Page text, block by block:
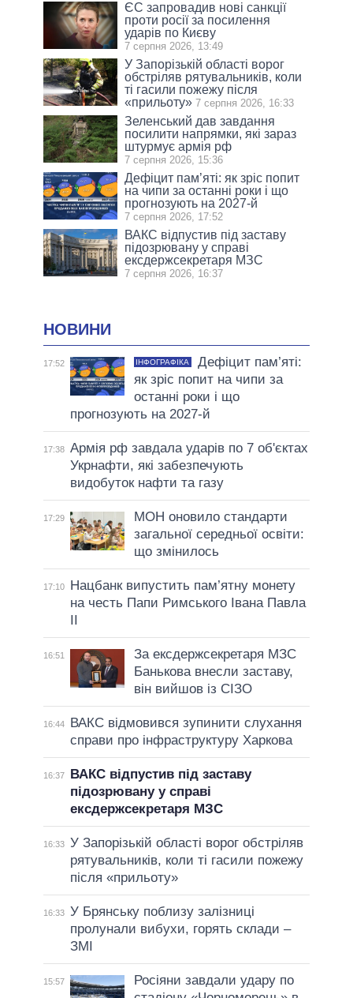
ЄС запровадив нові санкції
проти росії за посилення
ударів по Києву
7 серпня 2026, 13:49
У Запорізькій області ворог
обстріляв рятувальників, коли
ті гасили пожежу після
«прильоту» 7 серпня 2026, 16:33
Зеленський дав завдання
посилити напрямки, які зараз
штурмує армія рф
7 серпня 2026, 15:36
Дефіцит пам’яті: як зріс попит
на чипи за останні роки і що
прогнозують на 2027-й
7 серпня 2026, 17:52
ВАКС відпустив під заставу
підозрювану у справі
ексдержсекретаря МЗС
7 серпня 2026, 16:37
НОВИНИ
17:52 ІНФОГРАФІКА
Дефіцит пам’яті:
як зріс попит на чипи за
останні роки і що
прогнозують на 2027-й
17:38 Армія рф завдала ударів по 7 об'єктах
Укрнафти, які забезпечують
видобуток нафти та газу
17:29
МОН оновило стандарти
загальної середньої освіти:
що змінилось
17:10
Нацбанк випустить пам’ятну монету
на честь Папи Римського Івана Павла
II
16:51
За ексдержсекретаря МЗС
Банькова внесли заставу,
він вийшов із СІЗО
16:44
ВАКС відмовився зупинити слухання
справи про інфраструктуру Харкова
16:37
ВАКС відпустив під заставу
підозрювану у справі
ексдержсекретаря МЗС
16:33 У Запорізькій області ворог обстріляв
рятувальників, коли ті гасили пожежу
після «прильоту»
16:33 У Брянську поблизу залізниці
пролунали вибухи, горять склади –
ЗМІ
15:57
Росіяни завдали удару по